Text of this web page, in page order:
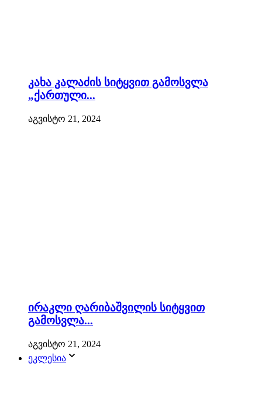
კახა კალაძის სიტყვით გამოსვლა
„ქართული...
აგვისტო 21, 2024
ირაკლი ღარიბაშვილის სიტყვით
გამოსვლა...
აგვისტო 21, 2024
ეკლესია